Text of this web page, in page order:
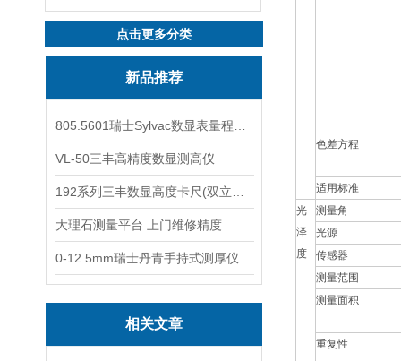
点击更多分类
新品推荐
VL-50三丰高精度数显测高仪
大理石测量平台 上门维修精度
0-12.5mm瑞士丹青手持式测厚仪
相关文章
色差方程
适用标准
光
泽
度
测量角
光源
传感器
测量范围
测量面积
重复性